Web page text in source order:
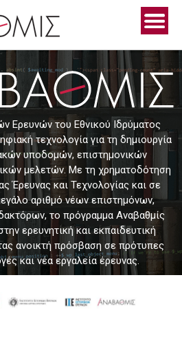
Ερευνών του Εθνικού Ιδρύματος
τεχνολογία για τη δημιουργία
υποδομών, επιστημονικών
μελετών. Με τη χρηματοδότηση
Έρευνας και Τεχνολογίας και σε
αριθμό νέων επιστημόνων,
το πρόγραμμα Αναβαθμίς
ερευνητική και εκπαιδευτική
ανοικτή πρόσβαση σε πρότυπες
και νέα εργαλεία έρευνας.